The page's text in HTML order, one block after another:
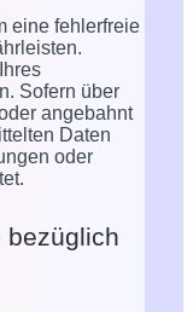
eine fehlerfreie
Sofern über
angebahnt
Daten
oder
bezüglich